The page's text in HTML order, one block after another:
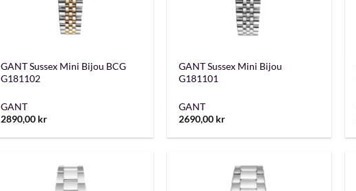
GANT Sussex Mini Bijou BCG
G181102
GANT
2890,00 kr
GANT Sussex Mini Bijou
G181101
GANT
2690,00 kr